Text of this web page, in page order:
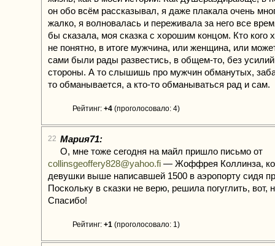
он обо всём рассказывал, я даже плакала очень
жалко, я волновалась и переживала за него все
бы сказала, моя сказка с хорошим концом. Кто кого
не понятно, в итоге мужчина, или женщина, или
сами были рады развестись, в общем-то, без
стороны. А то слышишь про мужчин обманутых,
то обманывается, а кто-то обманываться рад и сам.
Рейтинг: +4 (проголосовало: 4)
22 Мария71:
О, мне тоже сегодня на майл пришло письмо от
collinsgeoffery828@yahoo.fi — Жоффрея Коллинза,
девушки выше написавшей 1500 в аэропорту сидя
Поскольку в сказки не верю, решила погуглить,
Спасибо!
Рейтинг: +1 (проголосовало: 1)